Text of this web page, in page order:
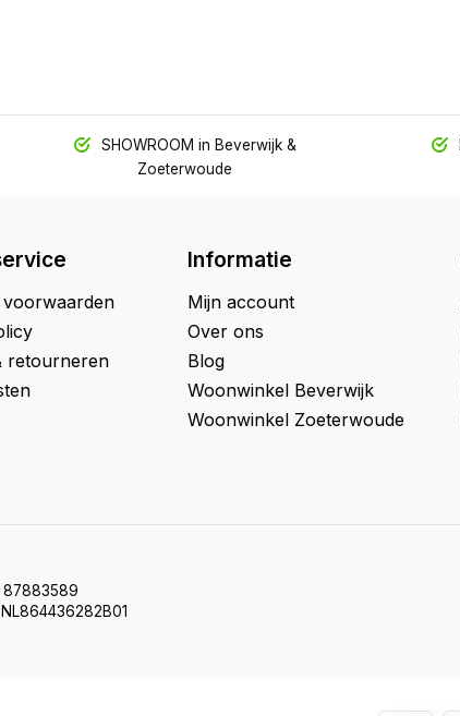
SHOWROOM in Beverwijk &
Zoeterwoude
voorwaarden
retourneren
Informatie
Mijn account
Over ons
Blog
Woonwinkel Beverwijk
Woonwinkel Zoeterwoude
87883589
NL864436282B01